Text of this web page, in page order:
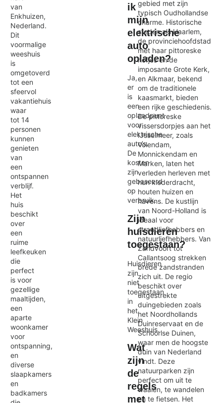
van
Enkhuizen,
Nederland.
Dit
voormalige
weeshuis
is
omgetoverd
tot een
sfeervol
vakantiehuis
waar
tot 14
personen
kunnen
genieten
van
een
ontspannen
verblijf.
Het
huis
beschikt
over
een
ruime
leefkeuken
die
perfect
is voor
gezellige
maaltijden,
een
aparte
woonkamer
voor
ontspanning,
en
diverse
slaapkamers
en
badkamers
ik
mijn
elektrische
auto
opladen?
Ja,
er
is
een
oplaadpunt
voor
elektrische
auto’s.
De
kosten
zijn
gebaseerd
op
verbruik.
Zijn
huisdieren
toegestaan?
Huisdieren
zijn
niet
toegestaan
in
het
Klein
Weeshuis.
Wat
zijn
de
regels
met
gebied met zijn
typisch Oudhollandse
charme. Historische
steden als Haarlem,
de provinciehoofdstad
met haar pittoreske
hofjes en de
imposante Grote Kerk,
en Alkmaar, bekend
om de traditionele
kaasmarkt, bieden
een rijke geschiedenis.
De pittoreske
vissersdorpjes aan het
IJsselmeer, zoals
Volendam,
Monnickendam en
Marken, laten het
verleden herleven met
hun klederdracht,
houten huizen en
havens. De kustlijn
van Noord-Holland is
ideaal voor
strandliefhebbers en
natuurliefhebbers. Van
Zandvoort tot
Callantsoog strekken
brede zandstranden
zich uit. De regio
beschikt over
uitgestrekte
duingebieden zoals
het Noordhollands
Duinreservaat en de
Schoorlse Duinen,
waar men de hoogste
duin van Nederland
vindt. Deze
natuurparken zijn
perfect om uit te
waaien, te wandelen
en te fietsen. Het